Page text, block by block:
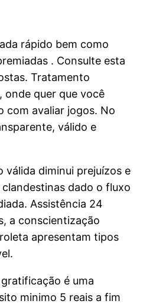
rápido bem como
. Consulte esta
Tratamento
onde quer que você
com avaliar jogos. No
válido e
válida diminui prejuízos e
dado o fluxo
Assistência 24
a conscientização
apresentam tipos
é uma
minimo 5 reais a fim